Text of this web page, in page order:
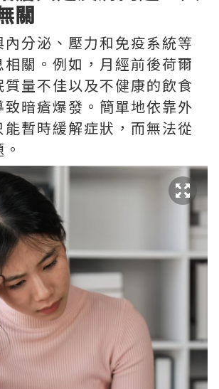
關
分泌、壓力和免疫系統等
關。例如，月經前後荷爾
量不佳以及不健康的飲食
暗瘡爆發。簡單地依靠外
能暫時緩解症狀，而無法從